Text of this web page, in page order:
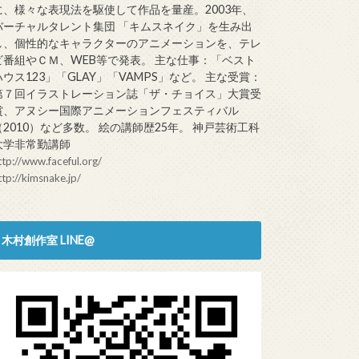
、様々な表現法を駆使して作品を量産。2003年、
ーチャルタレント集団 「キムスネイク」を生み出
、個性的なキャラクターのアニメーションを、テレ
番組やＣＭ、WEB等で発表。 主な仕事：「ベスト
ウス123」「GLAY」「VAMPS」など。 主な受賞：
７回イラストレーション誌「ザ・チョイス」大賞受
、アヌシー国際アニメーションフェスティバル
2010）など多数。 絵の講師歴25年。 神戸芸術工科
学非常勤講師
www.faceful.org/
kimsnake.jp/
木村創作室 LINE@